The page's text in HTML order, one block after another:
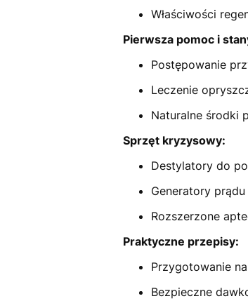
Właściwości
Pierwsza pomoc i
Postępowanie
Leczenie
Naturalne środki
Sprzęt kryzysowy:
Destylatory do
Generatory
Rozszerzone
Praktyczne przepisy:
Przygotowanie
Bezpieczne